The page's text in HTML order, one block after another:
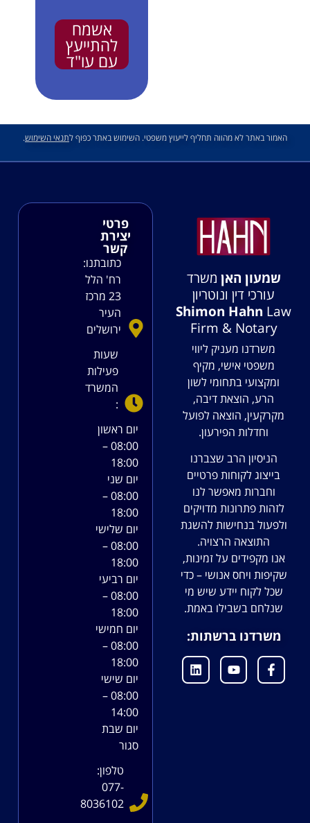
אשמח
להתייעץ
עם עו"ד
האמור באתר לא מהווה תחליף לייעוץ משפטי. השימוש באתר כפוף לתנאי השימוש.
שמעון האן משרד
עורכי דין ונוטריון
Shimon Hahn Law
Firm & Notary
משרדנו מעניק ליווי
משפטי אישי, מקיף
ומקצועי בתחומי לשון
הרע, הוצאת דיבה,
מקרקעין, הוצאה לפועל
וחדלות הפירעון.
הניסיון הרב שצברנו
בייצוג לקוחות פרטיים
וחברות מאפשר לנו
לזהות פתרונות מדויקים
ולפעול בנחישות להשגת
התוצאה הרצויה.
אנו מקפידים על זמינות,
שקיפות ויחס אנושי – כדי
שכל לקוח יידע שיש מי
שנלחם בשבילו באמת.
משרדנו ברשתות:
פרטי
יצירת
קשר
כתובתנו:
רח' הלל
23 מרכז
העיר
ירושלים
שעות
פעילות
המשרד
:
יום ראשון
08:00 –
18:00
יום שני
08:00 –
18:00
יום שלישי
08:00 –
18:00
יום רביעי
08:00 –
18:00
יום חמישי
08:00 –
18:00
יום שישי
08:00 –
14:00
יום שבת
סגור
טלפון:
077-
8036102